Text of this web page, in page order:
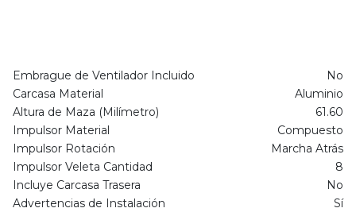
Embrague de Ventilador Incluido
No
Carcasa Material
Aluminio
Altura de Maza (Milímetro)
61.60
Impulsor Material
Compuesto
Impulsor Rotación
Marcha Atrás
Impulsor Veleta Cantidad
8
Incluye Carcasa Trasera
No
Advertencias de Instalación
Sí